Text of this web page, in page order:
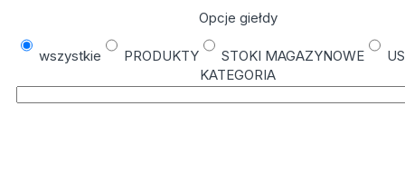
Opcje giełdy
wszystkie PRODUKTY STOKI MAGAZYNOWE
KATEGORIA